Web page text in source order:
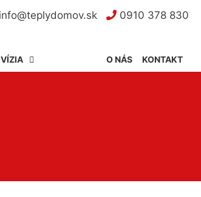
info@teplydomov.sk 0910 378 830
KONTAKT
O NÁS